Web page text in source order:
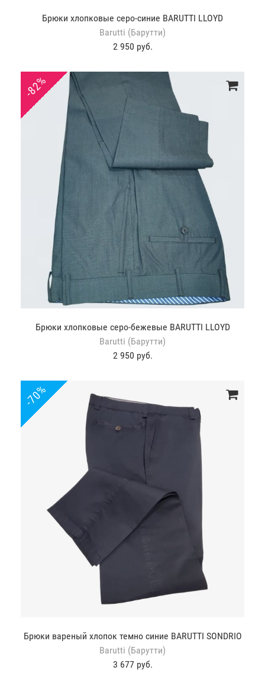
Брюки хлопковые серо-синие BARUTTI LLOYD
Barutti (Барутти)
2 950 руб.
-82%
Брюки хлопковые серо-бежевые BARUTTI LLOYD
Barutti (Барутти)
2 950 руб.
-70%
Брюки вареный хлопок темно синие BARUTTI SONDRIO
Barutti (Барутти)
3 677 руб.